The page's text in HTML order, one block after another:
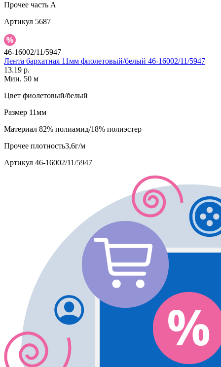
Прочее часть A
Артикул 5687
46-16002/11/5947
Лента бархатная 11мм фиолетовый/белый 46-16002/11/5947
13.19 р.
Мин. 50 м
Цвет фиолетовый/белый
Размер 11мм
Материал 82% полиамид/18% полиэстер
Прочее плотность3,6г/м
Артикул 46-16002/11/5947